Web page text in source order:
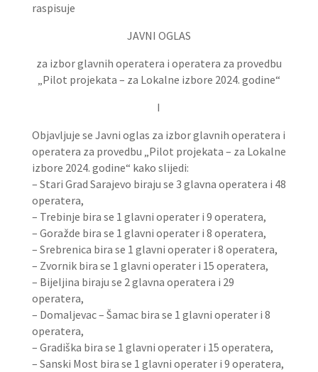
raspisuje
JAVNI OGLAS
za izbor glavnih operatera i operatera za provedbu
„Pilot projekata – za Lokalne izbore 2024. godine“
I
Objavljuje se Javni oglas za izbor glavnih operatera i
operatera za provedbu „Pilot projekata – za Lokalne
izbore 2024. godine“ kako slijedi:
– Stari Grad Sarajevo biraju se 3 glavna operatera i 48
operatera,
– Trebinje bira se 1 glavni operater i 9 operatera,
– Goražde bira se 1 glavni operater i 8 operatera,
– Srebrenica bira se 1 glavni operater i 8 operatera,
– Zvornik bira se 1 glavni operater i 15 operatera,
– Bijeljina biraju se 2 glavna operatera i 29
operatera,
– Domaljevac – Šamac bira se 1 glavni operater i 8
operatera,
– Gradiška bira se 1 glavni operater i 15 operatera,
– Sanski Most bira se 1 glavni operater i 9 operatera,